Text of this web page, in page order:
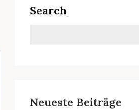
Search
Neueste Beiträge